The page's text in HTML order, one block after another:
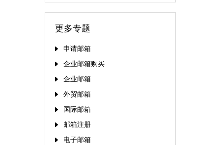
更多专题
申请邮箱
企业邮箱购买
企业邮箱
外贸邮箱
国际邮箱
邮箱注册
电子邮箱